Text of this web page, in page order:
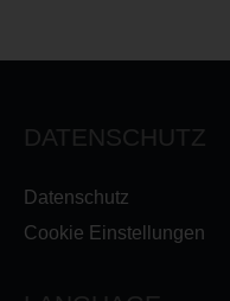
DATENSCHUTZ
Datenschutz
Cookie Einstellungen